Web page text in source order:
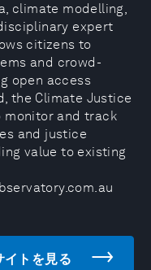
climate modelling,
expert
citizens to
and crowd-
open access
the Climate Justice
monitor and track
and justice
value to existing
トを見る